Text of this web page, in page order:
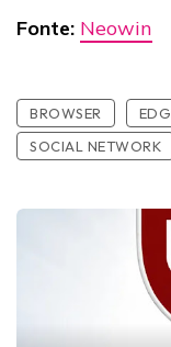
Fonte: Neowin
BROWSER
SOCIAL NETWORK